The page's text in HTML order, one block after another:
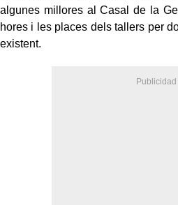
algunes millores al Casal de la
hores i les places dels tallers per
existent.